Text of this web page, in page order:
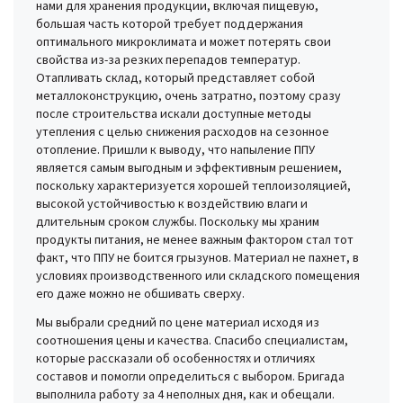
нами для хранения продукции, включая пищевую,
большая часть которой требует поддержания
оптимального микроклимата и может потерять свои
свойства из-за резких перепадов температур.
Отапливать склад, который представляет собой
металлоконструкцию, очень затратно, поэтому сразу
после строительства искали доступные методы
утепления с целью снижения расходов на сезонное
отопление. Пришли к выводу, что напыление ППУ
является самым выгодным и эффективным решением,
поскольку характеризуется хорошей теплоизоляцией,
высокой устойчивостью к воздействию влаги и
длительным сроком службы. Поскольку мы храним
продукты питания, не менее важным фактором стал тот
факт, что ППУ не боится грызунов. Материал не пахнет, в
условиях производственного или складского помещения
его даже можно не обшивать сверху.
Мы выбрали средний по цене материал исходя из
соотношения цены и качества. Спасибо специалистам,
которые рассказали об особенностях и отличиях
составов и помогли определиться с выбором. Бригада
выполнила работу за 4 неполных дня, как и обещали.